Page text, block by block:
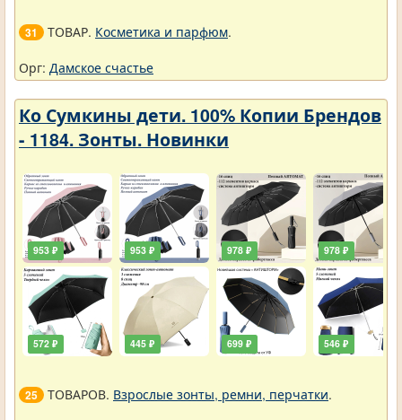
31 ТОВАР. Косметика и парфюм.
Орг: Дамское счастье
Ко Сумкины дети. 100% Копии Брендов
- 1184. Зонты. Новинки
953 ₽
572 ₽
953 ₽
445 ₽
978 ₽
699 ₽
978 ₽
546 ₽
25 ТОВАРОВ. Взрослые зонты, ремни, перчатки.